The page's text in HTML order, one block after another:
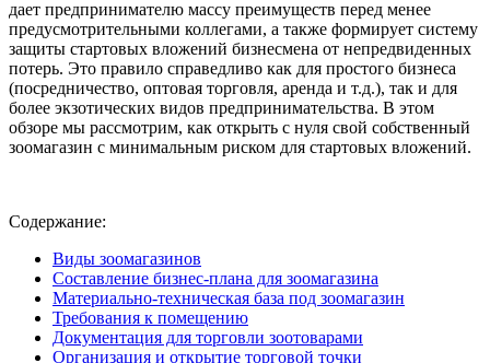
дает предпринимателю массу преимуществ перед менее
предусмотрительными коллегами, а также формирует систему
защиты стартовых вложений бизнесмена от непредвиденных
потерь. Это правило справедливо как для простого бизнеса
(посредничество, оптовая торговля, аренда и т.д.), так и для
более экзотических видов предпринимательства. В этом
обзоре мы рассмотрим, как открыть с нуля свой собственный
зоомагазин с минимальным риском для стартовых вложений.
Содержание:
Виды зоомагазинов
Составление бизнес-плана для зоомагазина
Материально-техническая база под зоомагазин
Требования к помещению
Документация для торговли зоотоварами
Организация и открытие торговой точки